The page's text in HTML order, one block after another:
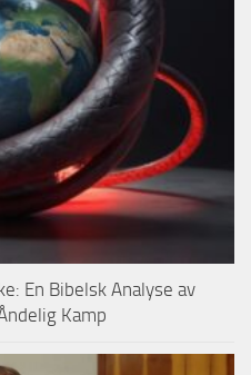
En Bibelsk Analyse av
Kamp